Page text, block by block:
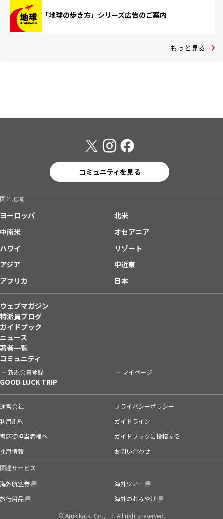
「地球の歩き方」シリーズ広告のご案内
もっと見る
コミュニティを見る
国と地域
ヨーロッパ
北米
中南米
オセアニア
ハワイ
リゾート
アジア
中近東
アフリカ
日本
ウェブマガジン
特派員ブログ
ガイドブック
ニュース
著者一覧
コミュニティ
新規会員登録 マイページ
GOOD LUCK TRIP
運営会社
プライバシーポリシー
利用規約
ガイドライン
書店御担当者様へ
ガイドブックに投稿する
採用情報
お問い合わせ
関連サービス
海外航空券
海外ツアー
旅行用品
海外のおみやげ
© Arukikata. Co.,Ltd. All rights reserved.